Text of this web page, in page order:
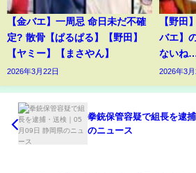
【金バエ】一周忌 命日未だ不確
定? 散骨【ぱるぱる】【野田】
【ヤミー】【まさやん】
2026年3月22日
【野田
バエ】
ないね…
2026年3月
拳銃保管容疑で組長を逮
のニュース